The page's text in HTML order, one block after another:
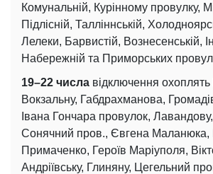
Комунальній, Курінному провулку,
Підлісній, Талліннській,
Лелеки, Барвистій, Вознесенській,
Набережній та Приморських
19–22 числа відключення
Вокзальну, Габдрахманова,
Івана Гончара провулок,
Сонячний пров., Євгена Маланюка,
Примаченко, Героїв Маріуполя,
Андріївську, Глиняну, Цегельний